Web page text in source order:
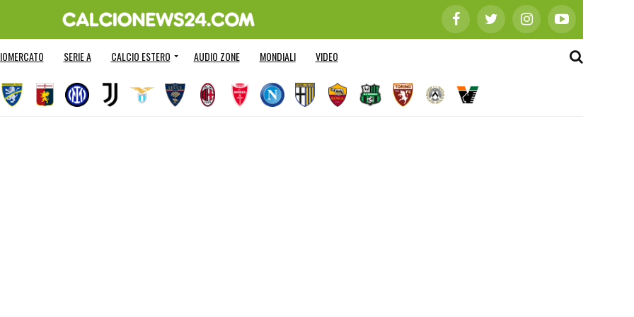
SERIE A CALCIO ESTERO AUDIO ZONE MONDIALI VIDEO